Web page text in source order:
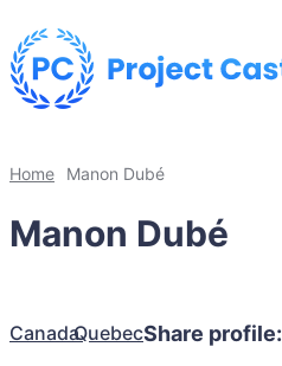
Home Manon Dubé
Manon Dubé
CanadaQuebecShare profile: